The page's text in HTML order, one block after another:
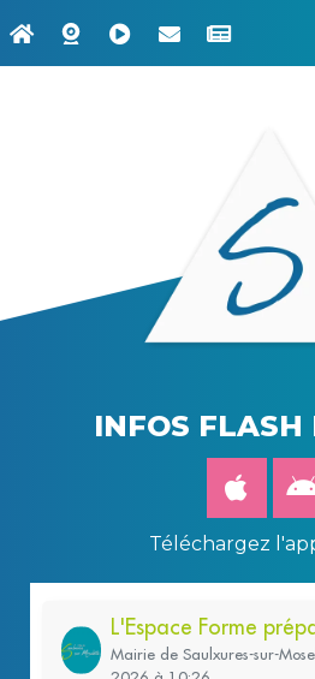
INFOS
Téléchargez